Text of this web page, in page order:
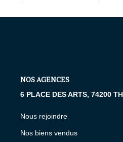
NOS AGENCES
6 PLACE DES ARTS, 74200
Nous rejoindre
Nos biens vendus